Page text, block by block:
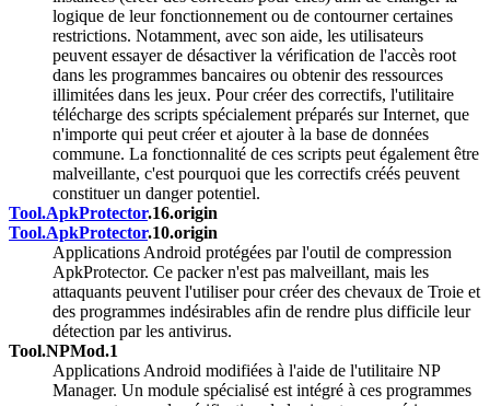
logique de leur fonctionnement ou de contourner certaines
restrictions. Notamment, avec son aide, les utilisateurs
peuvent essayer de désactiver la vérification de l'accès root
dans les programmes bancaires ou obtenir des ressources
illimitées dans les jeux. Pour créer des correctifs, l'utilitaire
télécharge des scripts spécialement préparés sur Internet, que
n'importe qui peut créer et ajouter à la base de données
commune. La fonctionnalité de ces scripts peut également être
malveillante, c'est pourquoi que les correctifs créés peuvent
constituer un danger potentiel.
Tool.ApkProtector.16.origin
Tool.ApkProtector.10.origin
Applications Android protégées par l'outil de compression
ApkProtector. Ce packer n'est pas malveillant, mais les
attaquants peuvent l'utiliser pour créer des chevaux de Troie et
des programmes indésirables afin de rendre plus difficile leur
détection par les antivirus.
Tool.NPMod.1
Applications Android modifiées à l'aide de l'utilitaire NP
Manager. Un module spécialisé est intégré à ces programmes